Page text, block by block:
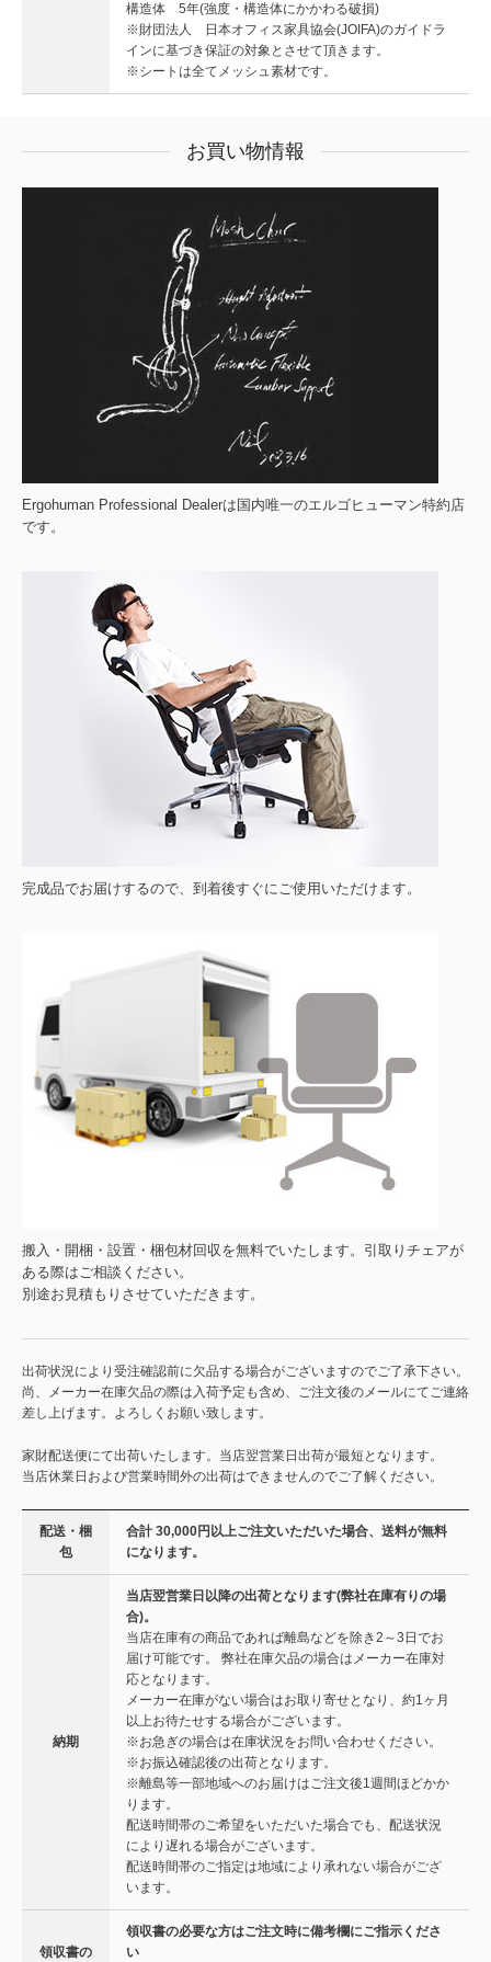
構造体 5年(強度・構造体にかかわる破損)
※財団法人 日本オフィス家具協会(JOIFA)のガイドラ
インに基づき保証の対象とさせて頂きます。
※シートは全てメッシュ素材です。
お買い物情報
Ergohuman Professional Dealerは国内唯一のエルゴヒューマン特約店
です。
完成品でお届けするので、到着後すぐにご使用いただけます。
搬入・開梱・設置・梱包材回収を無料でいたします。引取りチェアが
ある際はご相談ください。
別途お見積もりさせていただきます。
出荷状況により受注確認前に欠品する場合がございますのでご了承下さい。
尚、メーカー在庫欠品の際は入荷予定も含め、ご注文後のメールにてご連絡
差し上げます。よろしくお願い致します。
家財配送便にて出荷いたします。当店翌営業日出荷が最短となります。
当店休業日および営業時間外の出荷はできませんのでご了解ください。
配送・梱
包
合計 30,000円以上ご注文いただいた場合、送料が無料
になります。
納期
当店翌営業日以降の出荷となります(弊社在庫有りの場
合)。
当店在庫有の商品であれば離島などを除き2～3日でお
届け可能です。 弊社在庫欠品の場合はメーカー在庫対
応となります。
メーカー在庫がない場合はお取り寄せとなり、約1ヶ月
以上お待たせする場合がございます。
※お急ぎの場合は在庫状況をお問い合わせください。
※お振込確認後の出荷となります。
※離島等一部地域へのお届けはご注文後1週間ほどかか
ります。
配送時間帯のご希望をいただいた場合でも、配送状況
により遅れる場合がございます。
配送時間帯のご指定は地域により承れない場合がござ
います。
領収書の
領収書の必要な方はご注文時に備考欄にご指示くださ
い